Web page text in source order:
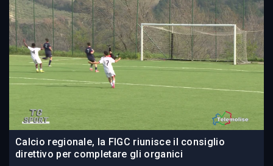
Calcio regionale, la FIGC riunisce il consiglio
direttivo per completare gli organici